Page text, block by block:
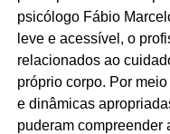
psicólogo Fábio
leve e acessível, o
relacionados ao
próprio corpo. Por
e dinâmicas
puderam compreender